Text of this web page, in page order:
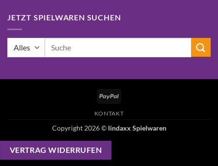
JETZT SPIELWAREN SUCHEN
PayPal
KONTAKT
Copyright 2026 © lindaxx Spielwaren
VERTRAG WIDERRUFEN